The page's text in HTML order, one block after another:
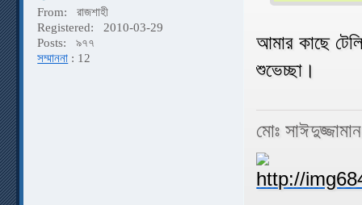
From:
রাজশাহী
Registered:
2010-03-29
Posts:
৯৭৭
সম্মাননা : 12
আমার কাছে
শুভেচ্ছা।
মোঃ